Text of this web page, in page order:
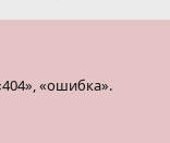
«ошибка».